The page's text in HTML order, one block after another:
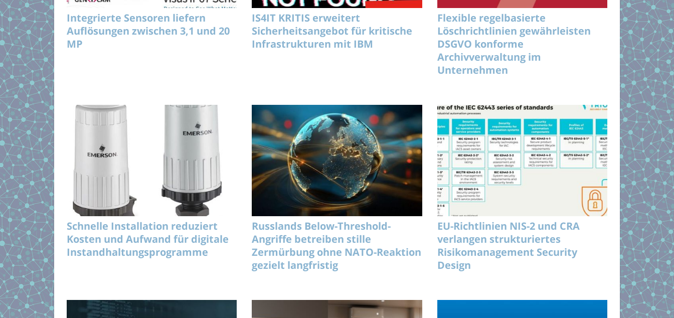
Integrierte Sensoren liefern
Auflösungen zwischen 3,1 und 20
MP
IS4IT KRITIS erweitert
Sicherheitsangebot für kritische
Infrastrukturen mit IBM
Flexible regelbasierte
Löschrichtlinien gewährleisten
DSGVO konforme
Archivverwaltung im
Unternehmen
Schnelle Installation reduziert
Kosten und Aufwand für digitale
Instandhaltungsprogramme
Russlands Below-Threshold-
Angriffe betreiben stille
Zermürbung ohne NATO-Reaktion
gezielt langfristig
EU-Richtlinien NIS-2 und CRA
verlangen strukturiertes
Risikomanagement Security
Design